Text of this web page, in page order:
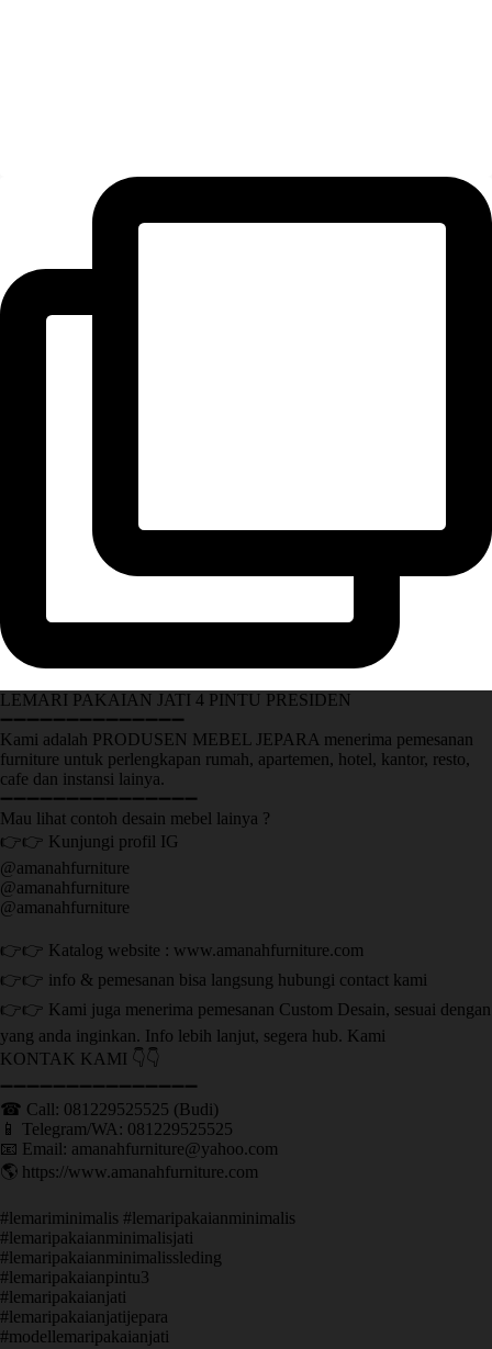
LEMARI PAKAIAN JATI 4 PINTU PRESIDEN
➖➖➖➖➖➖➖➖➖➖➖➖➖➖
Kami adalah PRODUSEN MEBEL JEPARA menerima pemesanan
furniture untuk perlengkapan rumah, apartemen, hotel, kantor, resto,
cafe dan instansi lainya.
➖➖➖➖➖➖➖➖➖➖➖➖➖➖➖
Mau lihat contoh desain mebel lainya ?
👉👉 Kunjungi profil IG
@amanahfurniture
@amanahfurniture
@amanahfurniture
👉👉 Katalog website : www.amanahfurniture.com
👉👉 info & pemesanan bisa langsung hubungi contact kami
👉👉 Kami juga menerima pemesanan Custom Desain, sesuai dengan
yang anda inginkan. Info lebih lanjut, segera hub. Kami
KONTAK KAMI 👇👇
➖➖➖➖➖➖➖➖➖➖➖➖➖➖➖ ㅤ
☎ Call: 081229525525 (Budi)
📱 Telegram/WA: 081229525525
📧 Email: amanahfurniture@yahoo.com
🌎 https://www.amanahfurniture.com
#lemariminimalis #lemaripakaianminimalis
#lemaripakaianminimalisjati
#lemaripakaianminimalissleding
#lemaripakaianpintu3
#lemaripakaianjati
#lemaripakaianjatijepara
#modellemaripakaianjati